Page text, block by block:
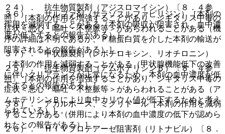
３６）． サルファ剤（サラゾスルファピリジン）［本剤の
作用を減弱することがある（本剤の吸収が阻害され、血中濃
度が低下するとの報告がある）］。
３７）． 甲状腺製剤（レボチロキシン、リオチロニン）
［本剤の作用を減弱することがある（甲状腺機能低下の改善
に伴いクリアランスが正常になるため、本剤の血中濃度が低
下するとの報告がある）］。
３８）． アカルボース、ミグリトール［本剤の作用を減弱
することがある（併用により本剤の血中濃度の低下が認めら
れたとの報告がある）］。
２４）． 抗生物質製剤（アジスロマイシン）〔８．４参
照〕［本剤の作用を増強することがあり、ジギタリス中毒の
症状＜悪心・嘔吐・不整脈等＞があらわれることがある（機
序の詳細は不明であるが、Ｐ糖蛋白質を介した本剤の輸送が
阻害されるとの報告がある）］。
２５）． 抗生物質製剤（アムホテリシンＢ）〔８．４参
照〕［本剤の作用を増強することがあり、ジギタリス中毒の
症状＜悪心・嘔吐・不整脈等＞があらわれることがある（ア
ムホテリシンＢにより血中カリウム値が低下するためと考え
られている）］。
２６）． ＨＩＶプロテアーゼ阻害剤（リトナビル）〔８．